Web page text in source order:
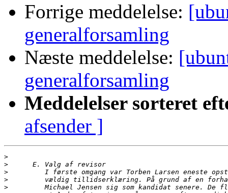
Forrige meddelelse:
generalforsamling
Næste meddelelse:
generalforsamling
Meddelelser sorteret
afsender ]
>
>
>
>
>